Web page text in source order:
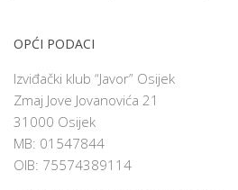
OPĆI PODACI
Izviđački klub “Javor” Osijek
Zmaj Jove Jovanovića 21
31000 Osijek
MB: 01547844
OIB: 75574389114